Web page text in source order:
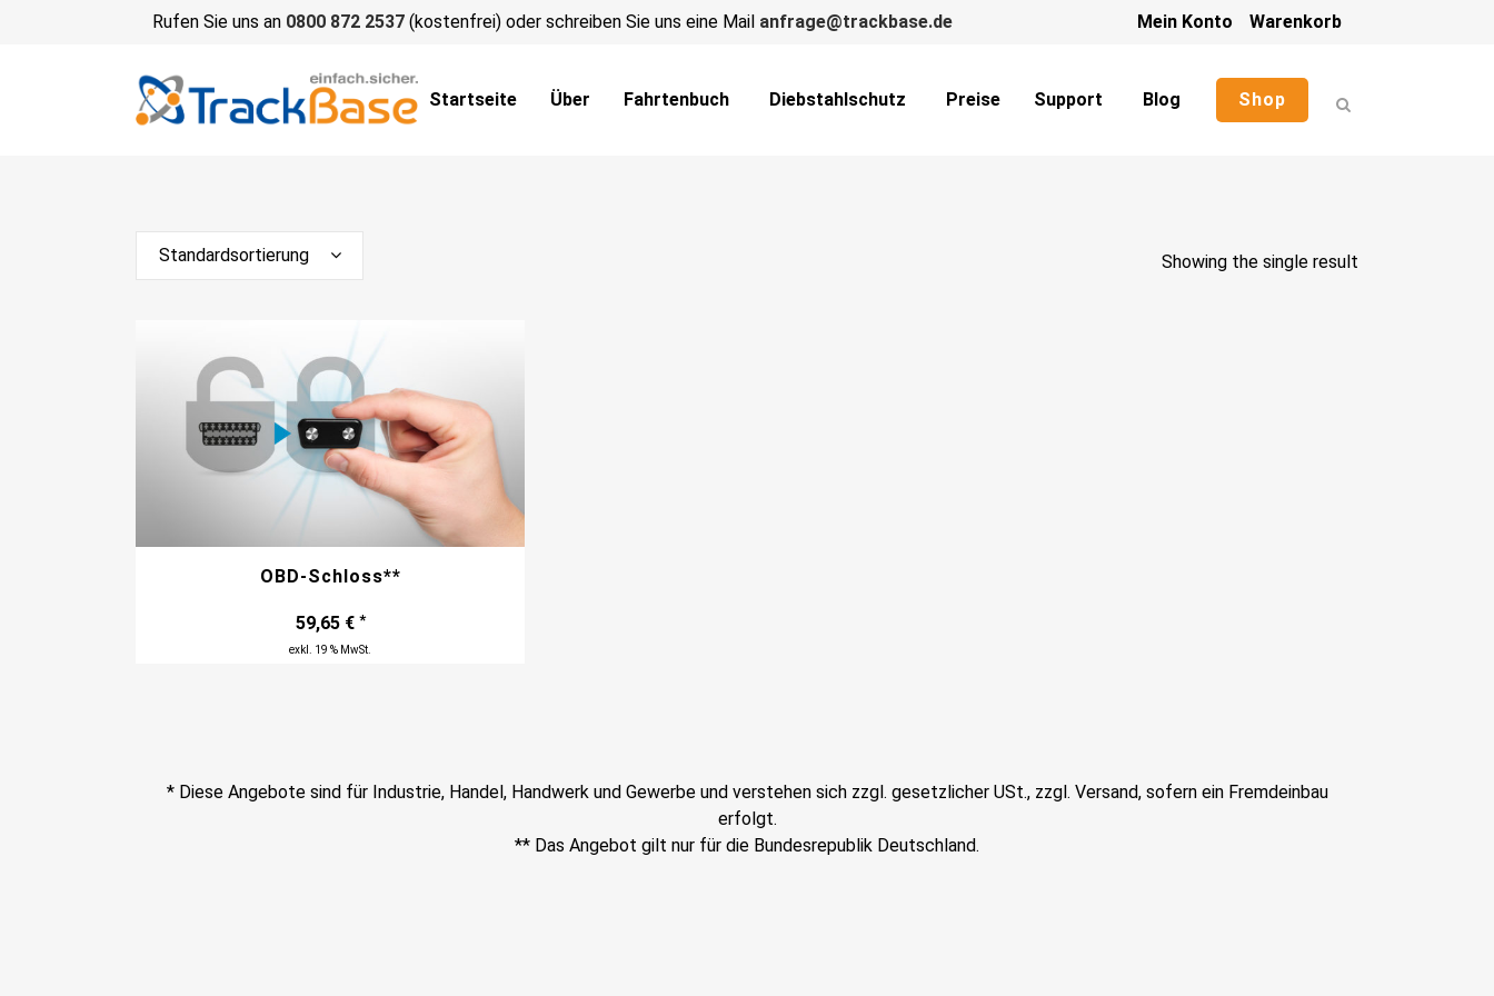
Rufen Sie uns an 0800 872 2537 (kostenfrei) oder schreiben Sie uns eine Mail anfrage@trackbase.de Mein Konto Warenkorb
Shop
Startseite Über Fahrtenbuch Diebstahlschutz Preise Support Blog
Showing the single result
Standardsortierung
OBD-Schloss**
59,65 € *
exkl. 19 % MwSt.
* Diese Angebote sind für Industrie, Handel, Handwerk und Gewerbe und verstehen sich zzgl. gesetzlicher USt., zzgl. Versand, sofern ein Fremdeinbau
erfolgt.
** Das Angebot gilt nur für die Bundesrepublik Deutschland.